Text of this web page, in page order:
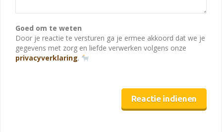
Goed om te weten
Door je reactie te versturen ga je ermee akkoord dat we je
gegevens met zorg en liefde verwerken volgens onze
privacyverklaring.